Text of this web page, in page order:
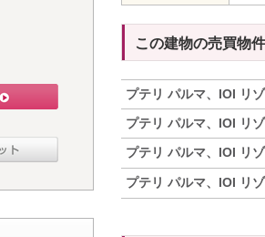
この建物の売買物件
プテリ パルマ、IOI リ
プテリ パルマ、IOI リ
プテリ パルマ、IOI リ
プテリ パルマ、IOI リ